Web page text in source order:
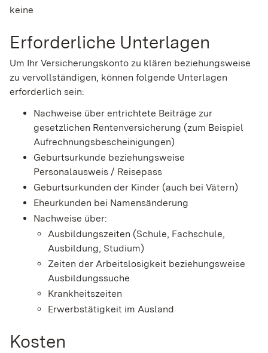
keine
Erforderliche Unterlagen
Um Ihr Versicherungskonto zu klären beziehungsweise
zu vervollständigen, können folgende Unterlagen
erforderlich sein:
Nachweise über entrichtete Beiträge zur
gesetzlichen Rentenversicherung (zum Beispiel
Aufrechnungsbescheinigungen)
Geburtsurkunde beziehungsweise
Personalausweis / Reisepass
Geburtsurkunden der Kinder (auch bei Vätern)
Eheurkunden bei Namensänderung
Nachweise über:
Ausbildungszeiten (Schule, Fachschule,
Ausbildung, Studium)
Zeiten der Arbeitslosigkeit beziehungsweise
Ausbildungssuche
Krankheitszeiten
Erwerbstätigkeit im Ausland
Kosten